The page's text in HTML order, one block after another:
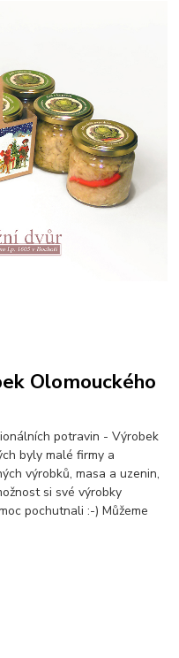
Olomouckého
potravin - Výrobek
byly malé firmy a
výrobků, masa a uzenin,
si své výrobky
pochutnali :-) Můžeme